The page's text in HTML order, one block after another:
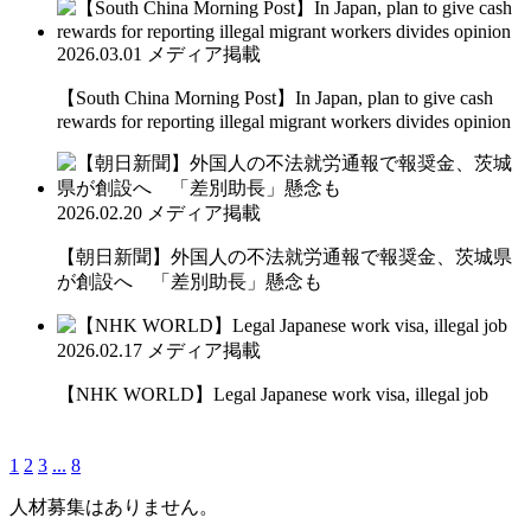
2026.03.01 メディア掲載
【South China Morning Post】In Japan, plan to give cash
rewards for reporting illegal migrant workers divides opinion
2026.02.20 メディア掲載
【朝日新聞】外国人の不法就労通報で報奨金、茨城県
が創設へ 「差別助長」懸念も
2026.02.17 メディア掲載
【NHK WORLD】Legal Japanese work visa, illegal job
1 2 3 ... 8
人材募集はありません。